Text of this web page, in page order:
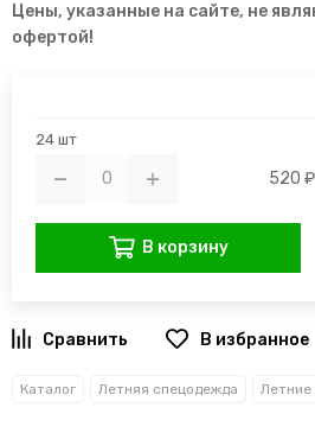
Цены, указанные на сайте, не
офертой!
24 шт
520 ₽
В корзину
В избранное
Каталог Летняя спецодежда Летние